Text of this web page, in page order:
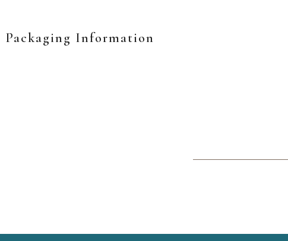
Packaging Information